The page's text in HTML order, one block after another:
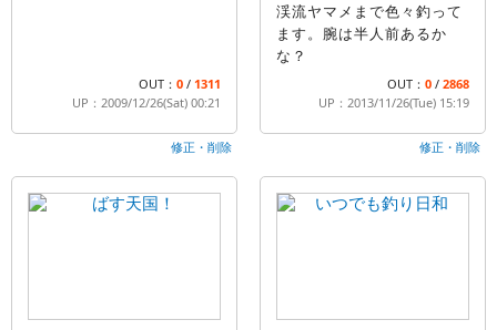
OUT： 0 / 1311
UP：2009/12/26(Sat) 00:21
修正・削除
渓流ヤマメまで色々釣って
ます。腕は半人前あるか
な？
OUT： 0 / 2868
UP：2013/11/26(Tue) 15:19
修正・削除